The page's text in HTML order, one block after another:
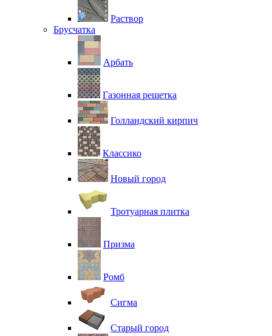
Раствор
Брусчатка
Арбать
Газонная решетка
Голландский кирпич
Классико
Новый город
Тротуарная плитка
Призма
Ромб
Сигма
Старый город